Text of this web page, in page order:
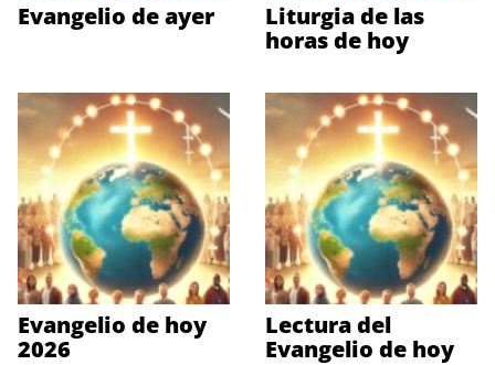
Evangelio de ayer
Liturgia de las
horas de hoy
Evangelio de hoy
2026
Lectura del
Evangelio de hoy